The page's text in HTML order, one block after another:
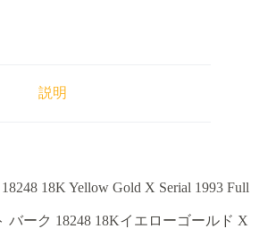
説明
18K Yellow Gold X Serial 1993 Full
バーク 18248 18Kイエローゴールド X